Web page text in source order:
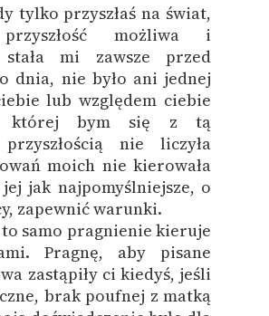
tylko przyszłaś na świat,
możliwa i
stała mi zawsze przed
dnia, nie było ani jednej
lub względem ciebie
której bym się z tą
nie liczyła
moich nie kierowała
jak najpomyślniejsze, o
zapewnić warunki.
samo pragnienie kieruje
Pragnę, aby pisane
zastąpiły ci kiedyś, jeśli
brak poufnej z matką